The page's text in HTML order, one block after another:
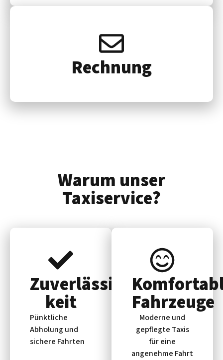
Rech­nung
Warum unser
Taxiservice?
Zuverlässig­
keit
Pünktliche
Abholung und
sichere Fahrten
Fahrzeuge
Moderne und
gepflegte Taxis
für eine
angenehme Fahrt